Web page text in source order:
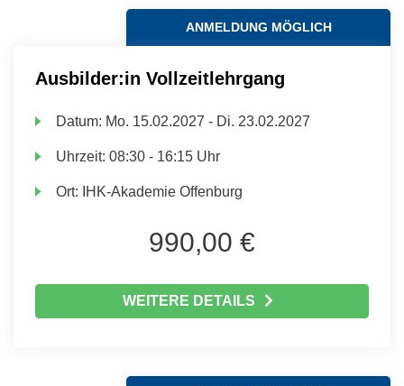
ANMELDUNG MÖGLICH
Ausbilder:in Vollzeitlehrgang
Datum: Mo. 15.02.2027 - Di. 23.02.2027
Uhrzeit:08:30 - 16:15 Uhr
Ort: IHK-Akademie Offenburg
990,00 €
WEITERE DETAILS